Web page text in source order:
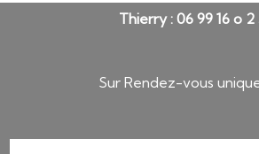
Thierry : 06 99 16 o 2
Sur Rendez-vous